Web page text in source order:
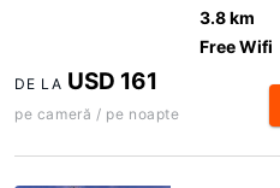
3.8 km
Free Wifi
DE LA USD 161
pe cameră / pe noapte